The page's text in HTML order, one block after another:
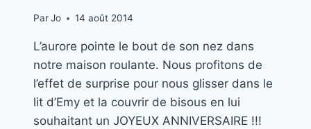
ParJo 14 août 2014
L’aurore pointe le bout de son nez dans
notre maison roulante. Nous profitons de
l’effet de surprise pour nous glisser dans le
lit d’Emy et la couvrir de bisous en lui
souhaitant un JOYEUX ANNIVERSAIRE !!!